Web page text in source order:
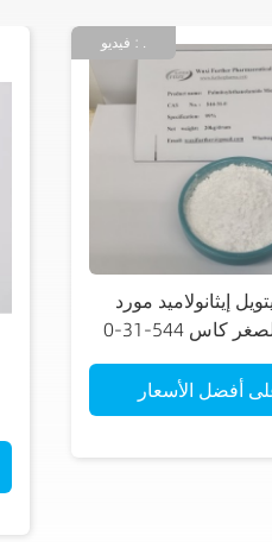
فيديو : .
إيثانولاميد مورد
البازلاء فائقة الصغر كاس 544-31-0
أفضل الأسعار